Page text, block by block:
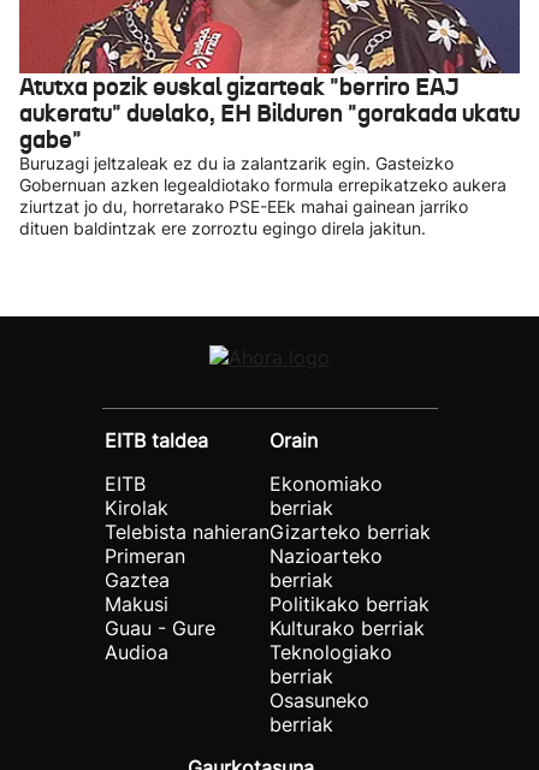
Atutxa pozik euskal gizarteak "berriro EAJ
aukeratu" duelako, EH Bilduren "gorakada ukatu
gabe"
Buruzagi jeltzaleak ez du ia zalantzarik egin. Gasteizko
Gobernuan azken legealdiotako formula errepikatzeko aukera
ziurtzat jo du, horretarako PSE-EEk mahai gainean jarriko
dituen baldintzak ere zorroztu egingo direla jakitun.
EITB taldea
EITB
Kirolak
Telebista nahieran
Primeran
Gaztea
Makusi
Guau - Gure
Audioa
Orain
Ekonomiako
berriak
Gizarteko berriak
Nazioarteko
berriak
Politikako berriak
Kulturako berriak
Teknologiako
berriak
Osasuneko
berriak